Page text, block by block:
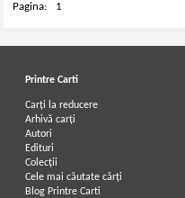
Pagina: 1
Printre Carti
Carți la reducere
Arhivă carți
Autori
Edituri
Colecții
Cele mai căutate cărți
Blog Printre Carti